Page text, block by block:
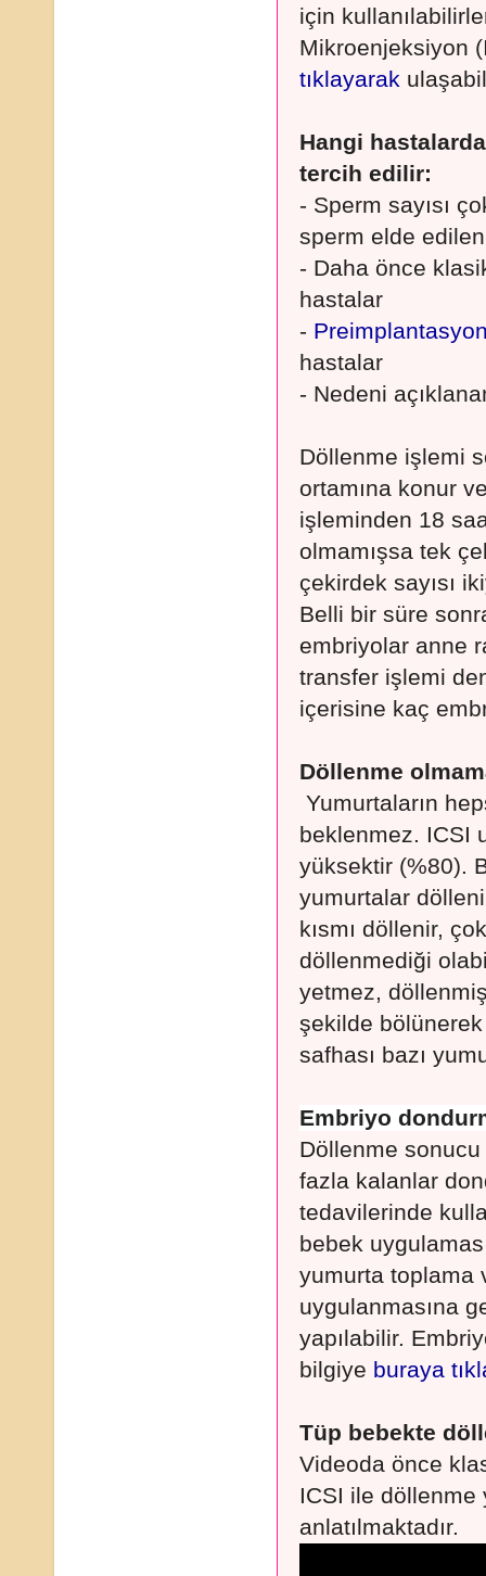
için
Mikroenjeksiyon
tıklayarak
Hangi
tercih edilir:
- Sperm sayısı
sperm elde
- Daha önce
hastalar
-
hastalar
- Nedeni
Döllenme işlemi
ortamına konur
işleminden 18
olmamışsa tek
çekirdek sayısı
Belli bir süre
embriyolar anne
transfer işlemi
içerisine kaç
Döllenme
Yumurtaların
beklenmez. ICSI
yüksektir (%80).
yumurtalar
kısmı döllenir,
döllenmediği
yetmez,
şekilde
safhası bazı
Embriyo
Döllenme
fazla kalanlar
tedavilerinde
bebek
yumurta toplama
uygulanmasına
yapılabilir.
bilgiye buraya
Tüp bebekte
Videoda önce
ICSI ile döllenme
anlatılmaktadır.